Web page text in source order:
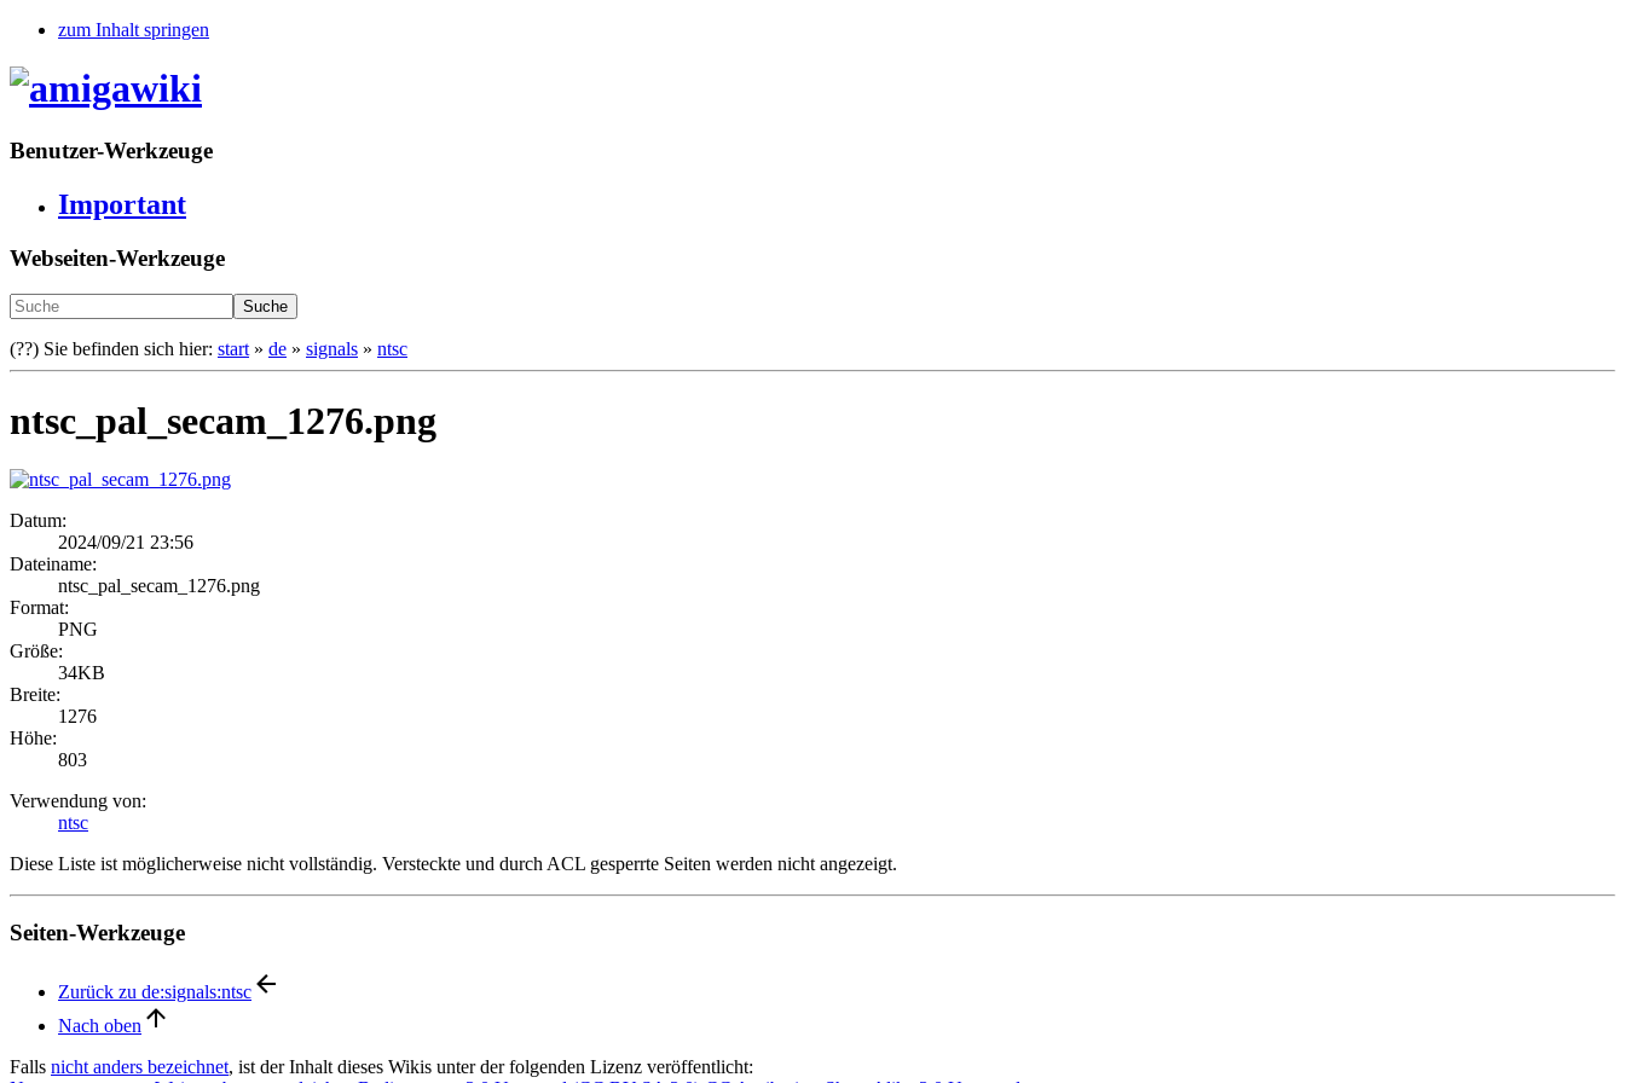
zum Inhalt springen
Benutzer-Werkzeuge
Important
Webseiten-Werkzeuge
Suche
(??) Sie befinden sich hier: start» de » signals » ntsc
ntsc_pal_secam_1276.png
Datum:
2024/09/21 23:56
Dateiname:
ntsc_pal_secam_1276.png
Format:
PNG
Größe:
34KB
Breite:
1276
Höhe:
803
Verwendung von:
ntsc
Diese Liste ist möglicherweise nicht vollständig. Versteckte und durch ACL gesperrte Seiten werden nicht angezeigt.
Seiten-Werkzeuge
Zurück zu de:signals:ntsc
Nach oben
Falls nicht anders bezeichnet, ist der Inhalt dieses Wikis unter der folgenden Lizenz veröffentlicht: